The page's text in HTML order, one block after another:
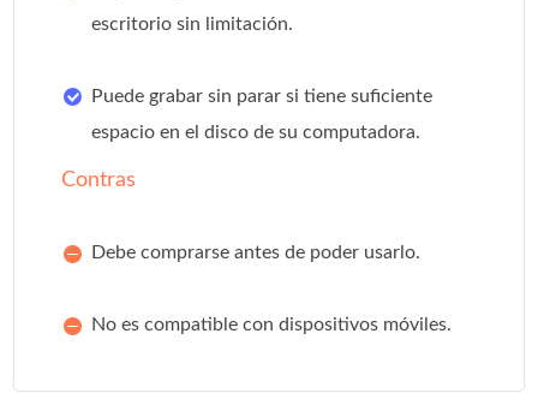
escritorio sin limitación.
Puede grabar sin parar si tiene suficiente
espacio en el disco de su computadora.
Contras
Debe comprarse antes de poder usarlo.
No es compatible con dispositivos móviles.